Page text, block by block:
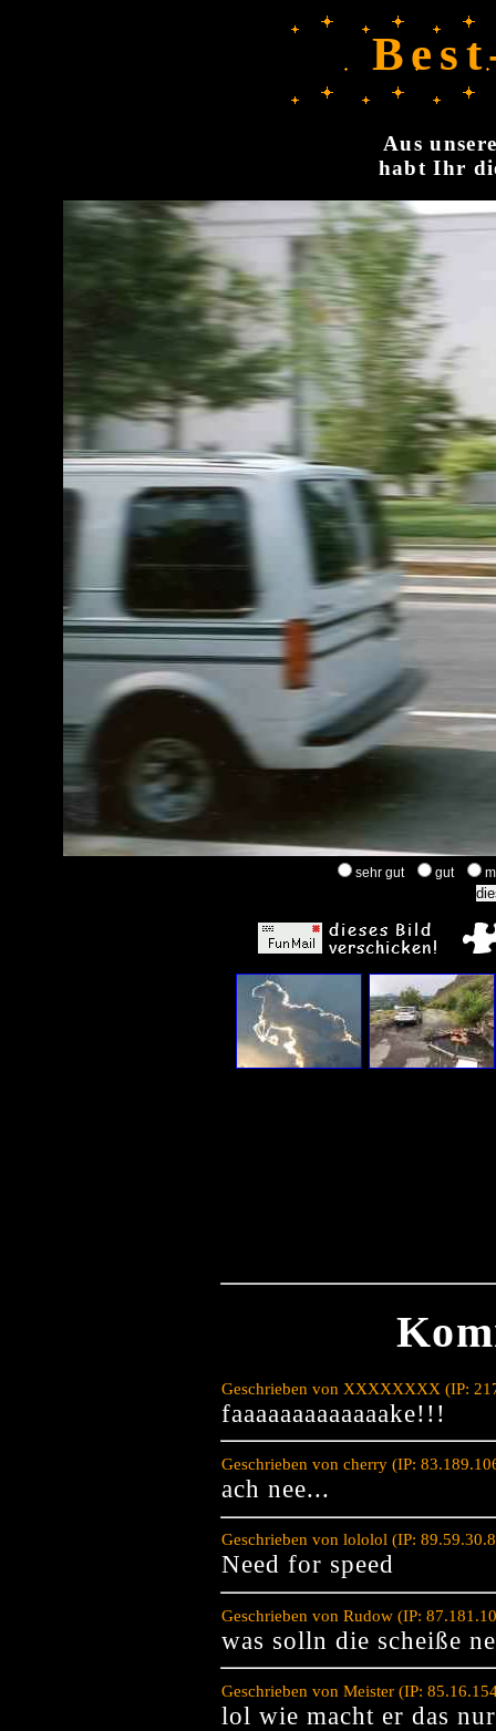
Aus
habt Ihr
sehr gut gut
Geschrieben von XXXXXXXX (IP:
faaaaaaaaaaaaake!!!
Geschrieben von cherry (IP:
ach nee...
Geschrieben von lololol (IP:
Need for speed
Geschrieben von Rudow (IP:
was solln die scheiße
Geschrieben von Meister (IP:
lol wie macht er das nur